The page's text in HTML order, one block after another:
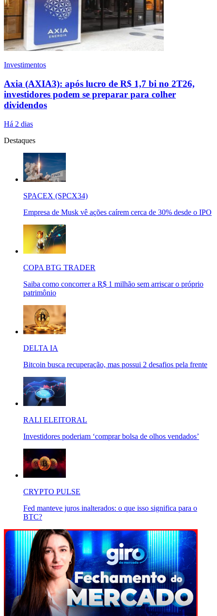
Investimentos
Axia (AXIA3): após lucro de R$ 1,7 bi no 2T26,
investidores podem se preparar para colher
dividendos
Há 2 dias
Destaques
SPACEX (SPCX34)
Empresa de Musk vê ações caírem cerca de 30% desde o IPO
COPA BTG TRADER
Saiba como concorrer a R$ 1 milhão sem arriscar o próprio
patrimônio
DELTA IA
Bitcoin busca recuperação, mas possui 2 desafios pela frente
RALI ELEITORAL
Investidores poderiam ‘comprar bolsa de olhos vendados’
CRYPTO PULSE
Fed manteve juros inalterados: o que isso significa para o
BTC?